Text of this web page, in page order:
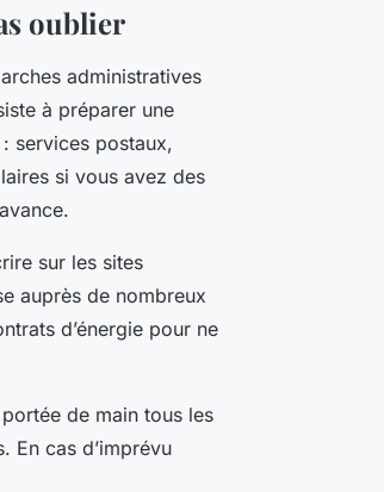
oublier
administratives
à préparer une
services postaux,
si vous avez des
sur les sites
auprès de nombreux
d’énergie pour ne
de main tous les
En cas d’imprévu